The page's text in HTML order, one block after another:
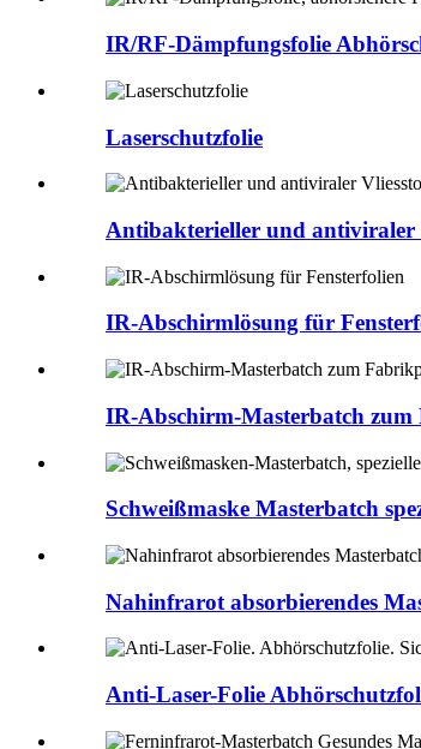
IR/RF-Dämpfungsfolie
Laserschutzfolie
Antibakterieller und antiviraler
IR-Abschirmlösung für
IR-Abschirm-Masterbatch
Schweißmaske Masterbatch
Nahinfrarot absorbierendes
Anti-Laser-Folie